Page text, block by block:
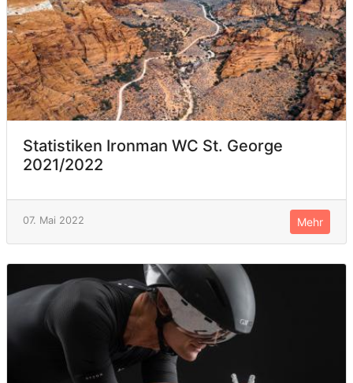
Statistiken Ironman WC St. George
2021/2022
07. Mai 2022 Mehr